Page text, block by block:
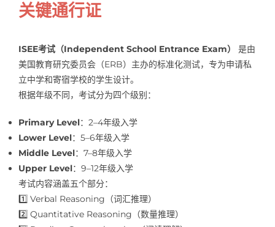
关键通行证
ISEE考试（Independent School Entrance Exam）
是由
美国教育研究委员会（ERB）主办的标准化测试，专为申请私
立中学和寄宿学校的学生设计。
根据年级不同，考试分为四个级别：
Primary Level：2–4年级入学
Lower Level：5–6年级入学
Middle Level：7–8年级入学
Upper Level：9–12年级入学
考试内容涵盖五个部分：
1️⃣ Verbal Reasoning（词汇推理）
2️⃣ Quantitative Reasoning（数量推理）